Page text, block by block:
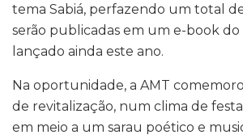
tema Sabiá, perfazendo um total
serão publicadas em um e-book do
lançado ainda este ano.
Na oportunidade, a AMT
de revitalização, num clima de
em meio a um sarau poético e